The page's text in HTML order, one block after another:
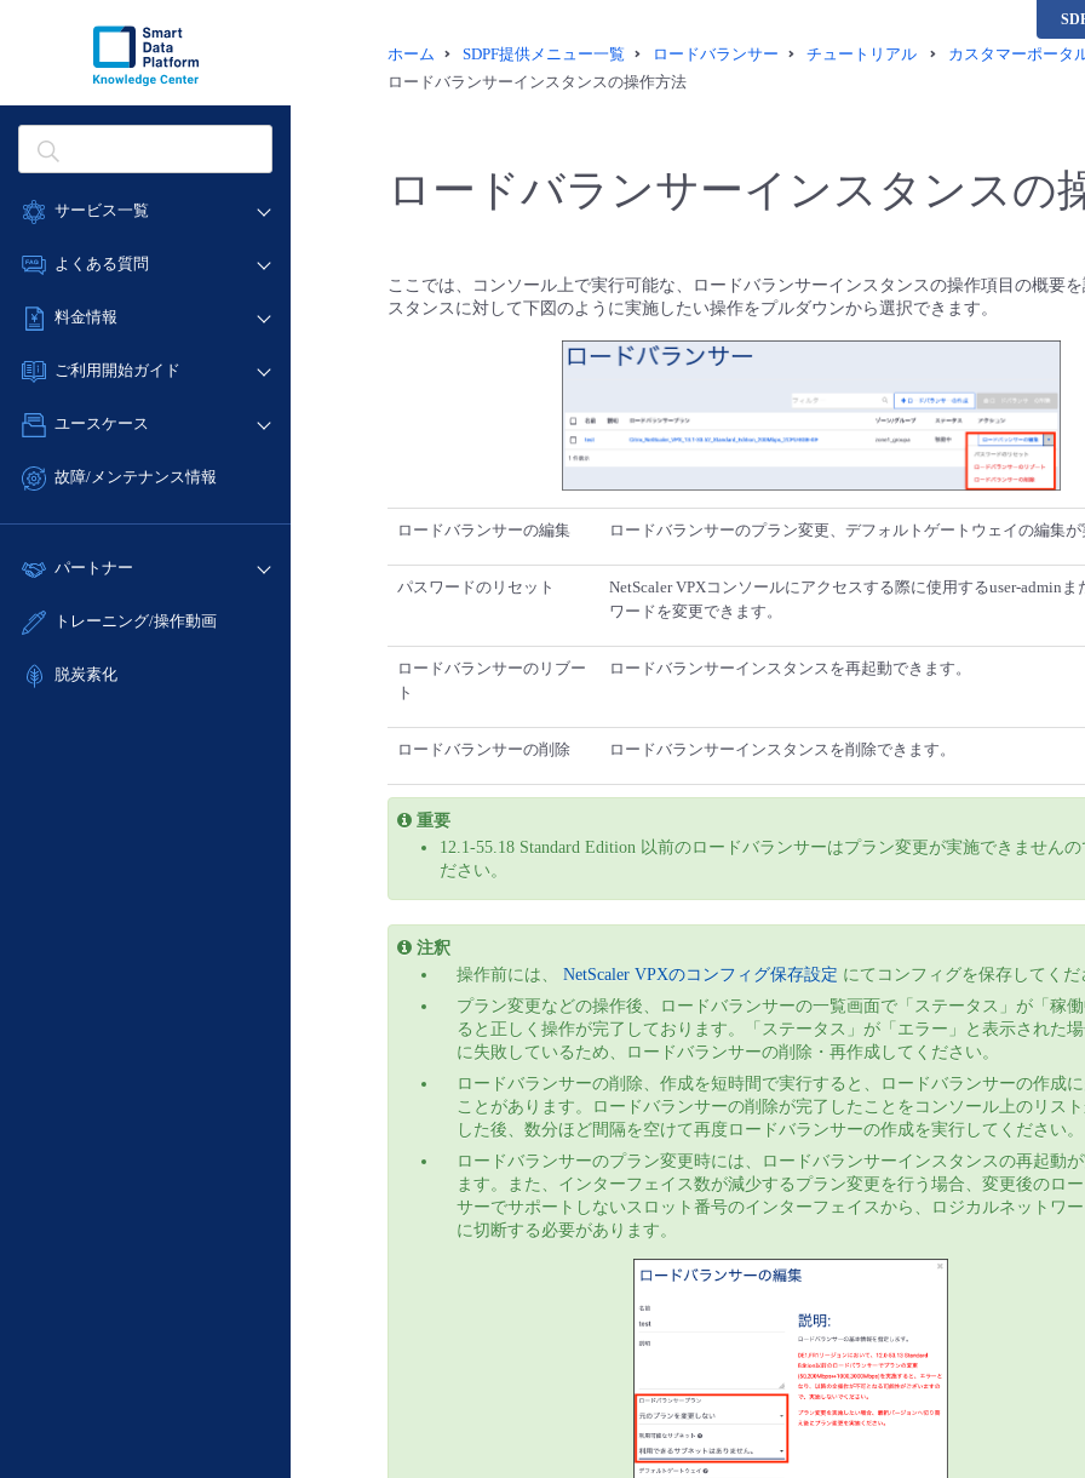
サービス一覧
データ利活用
ネットワーク
IoT
サポート
管理機能
よくある質問
データ利活用
ネットワーク
IoT
サポート
管理機能
すべてのメニューを見る
料金情報
料金シミュレーター
クラウド/サーバー
ネットワーク
サポート
すべてのメニューを見る
ご利用開始ガイド
■ 管理機能
- 初期設定・確認
- ユーザー機能の管理
- APIリファレンス
ユースケース
- バックアップ
- IoT
- ITインフラストラクチャー
故障/メンテナンス情報
サービス稼働状況
故障/メンテナンス履歴
定期メンテナンス
パートナー
販売パートナー向けプログラム
トレーニング/操作動画
脱炭素化
ホーム SDPF提供メニュー一覧 ロードバランサー チュートリアル
カスタマーポータ
ロードバランサーインスタンスの操作方法
ロードバランサーインスタンスの
ここでは、コンソール上で実行可能な、ロードバランサーインスタンスの操作項目の概要
スタンスに対して下図のように実施したい操作をプルダウンから選択できます。
ロードバランサーの編集 ロードバランサーのプラン変更、デフォルトゲートウェイの編集が
パスワードのリセット
NetScaler VPXコンソールにアクセスする際に使用するuser-adminま
ワードを変更できます。
ロードバランサーのリブー
ト
ロードバランサーインスタンスを再起動できます。
ロードバランサーの削除 ロードバランサーインスタンスを削除できます。
重要
12.1-55.18 Standard Edition 以前のロードバランサーはプラン変更が実施できませんの
ださい。
注釈
操作前には、 NetScaler VPXのコンフィグ保存設定 にてコンフィグを保存してくだ
プラン変更などの操作後、ロードバランサーの一覧画面で「ステータス」が「稼
ると正しく操作が完了しております。「ステータス」が「エラー」と表示された
に失敗しているため、ロードバランサーの削除・再作成してください。
ロードバランサーの削除、作成を短時間で実行すると、ロードバランサーの作成
ことがあります。ロードバランサーの削除が完了したことをコンソール上のリス
した後、数分ほど間隔を空けて再度ロードバランサーの作成を実行してください。
ロードバランサーのプラン変更時には、ロードバランサーインスタンスの再起動
ます。また、インターフェイス数が減少するプラン変更を行う場合、変更後のロ
サーでサポートしないスロット番号のインターフェイスから、ロジカルネットワ
に切断する必要があります。